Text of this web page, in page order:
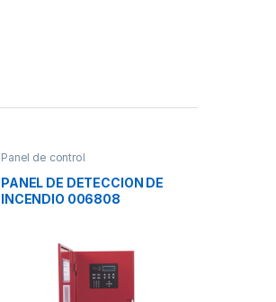
Panel de control
PANEL DE DETECCION DE
INCENDIO 006808